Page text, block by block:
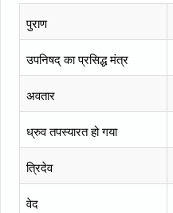
पुराण
उपनिषद् का प्रसिद्ध मंत्र
अवतार
ध्रुव तपस्यारत हो गया
त्रिदेव
वेद